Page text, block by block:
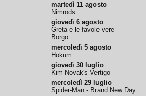
martedì 11 agosto
Nimrods
giovedì 6 agosto
Greta e le favole vere
Borgo
mercoledì 5 agosto
Hokum
giovedì 30 luglio
Kim Novak's Vertigo
mercoledì 29 luglio
Spider-Man - Brand New Day